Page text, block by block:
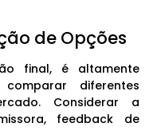
de Opções
final, é altamente
diferentes
Considerar a
feedback de